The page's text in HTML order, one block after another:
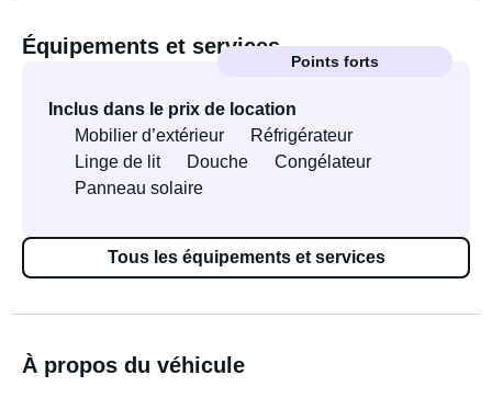
Équipements et services
Points forts
Inclus dans le prix de location
Mobilier d’extérieur
Réfrigérateur
Linge de lit
Douche
Congélateur
Panneau solaire
Tous les équipements et services
À propos du véhicule